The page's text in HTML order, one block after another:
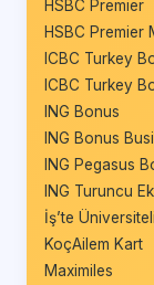
HSBC Premier
HSBC Premier
ICBC Turkey
ICBC Turkey
ING Bonus
ING Bonus
ING Pegasus
ING Turuncu
İş’te Üniversiteli
KoçAilem Kart
Maximiles